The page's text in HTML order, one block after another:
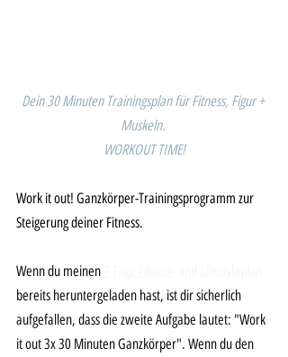
Dein 30 Minuten Trainingsplan für Fitness, Figur +
Muskeln.
WORKOUT TIME!
Work it out! Ganzkörper-Trainingsprogramm zur
Steigerung deiner Fitness.
Wenn du meinen
bereits heruntergeladen hast, ist dir sicherlich
aufgefallen, dass die zweite Aufgabe lautet: "Work
it out 3x 30 Minuten Ganzkörper". Wenn du den